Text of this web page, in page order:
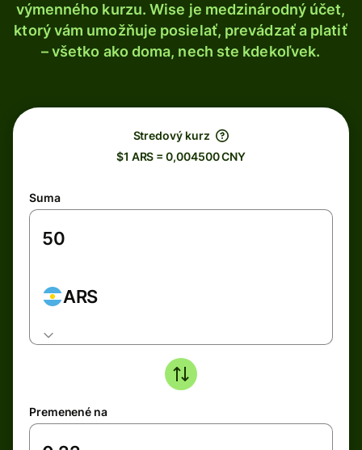
výmenného kurzu. Wise je medzinárodný účet,
ktorý vám umožňuje posielať, prevádzať a platiť
– všetko ako doma, nech ste kdekoľvek.
Stredový kurz
$1 ARS = 0,004500 CNY
Suma
ARS
Premenené na